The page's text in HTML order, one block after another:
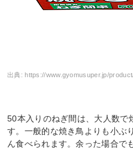
出典:https://www.gyomusuper.jp/
50本入りのねぎ間は、大人数で
す。一般的な焼き鳥よりも小ぶ
ん食べられます。余った場合で